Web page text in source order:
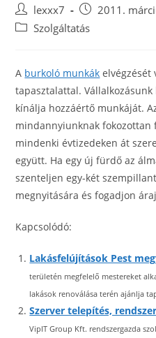
Post
author:
lexxx7
Post
published:
2011.
PostSzolgáltatás
A burkoló munkák elvégzését
tapasztalattal.
kínálja hozzáértő munkáját.
mindannyiunknak fokozottan
mindenki évtizedeken át
együtt. Ha egy új fürdő az
szenteljen egy-két
megnyitására és fogadjon
Kapcsolódó:
Lakásfelújítások Pest
területén megfelelő mestereket
lakások renoválása terén ajánlja
Szerver telepítés,
VipIT Group Kft. rendszergazda